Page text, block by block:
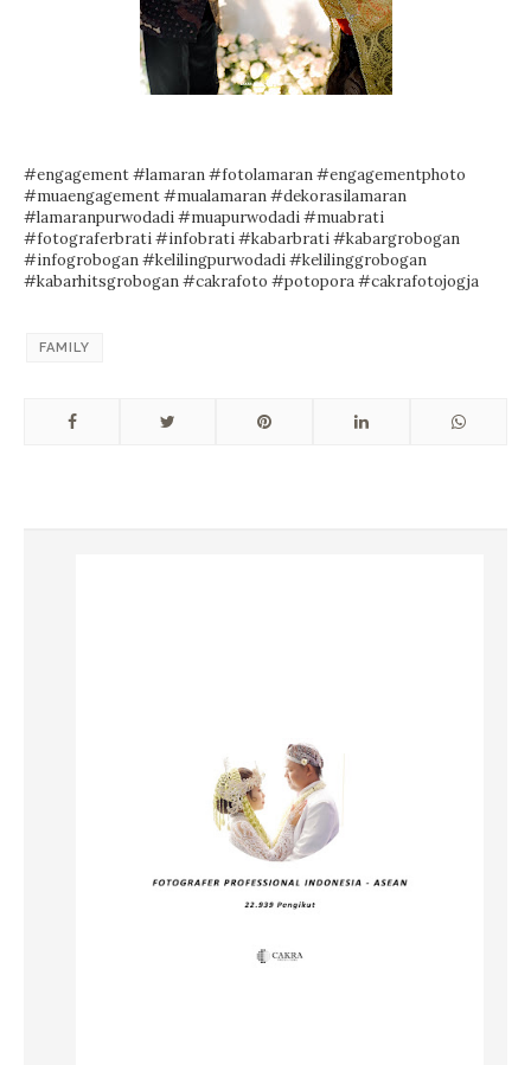
#engagement#lamaran#fotolamaran#engagementphoto
#muaengagement#mualamaran#dekorasilamaran
#lamaranpurwodadi#muapurwodadi#muabrati
#fotograferbrati#infobrati#kabarbrati#kabargrobogan
#infogrobogan#kelilingpurwodadi#kelilinggrobogan
#kabarhitsgrobogan#cakrafoto #potopora#cakrafotojogja
FAMILY